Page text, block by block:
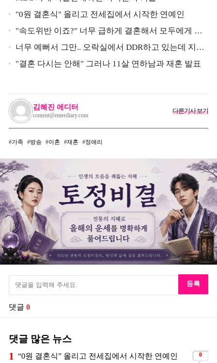
"0원 결혼식" 올리고 전세집에서 시작한 연예인
"속도위반 이죠?" 너무 급하게 결혼해서 모두에게 의
심 받았던 스타
너무 예뻐서 그만.. 오락실에서 DDR하고 있는데 지나
가던 이상민이 캐스팅했다는 연예인
"결혼 다시는 안해" 그러나 11살 연하남과 재혼 발표
김혜진 에디터
content@enterdiary.com
다른기사 보기
가족 방송 이혼 재혼 정애리
등록
댓글 0
댓글 많은 뉴스
1 “0원 결혼식” 올리고 전세집에서 시작한 연예인 0